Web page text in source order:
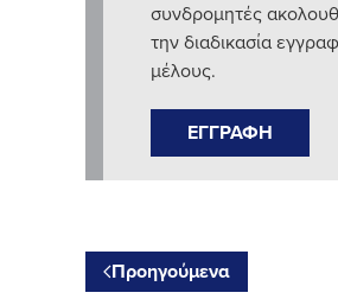
συνδρομητές
την διαδικασία
μέλους.
ΕΓΓΡΑΦΗ
Προηγούμενα